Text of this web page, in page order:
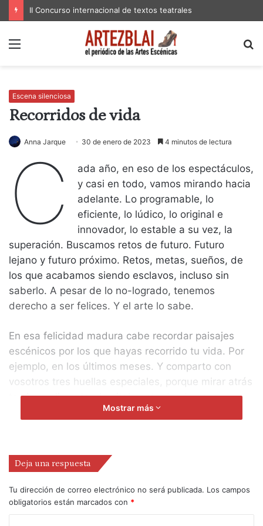
II Concurso internacional de textos teatrales
Menú
Escena silenciosa
Recorridos de vida
Anna Jarque 30 de enero de 2023 4 minutos de lectura
C
ada año, en eso de los espectáculos,
y casi en todo, vamos mirando hacia
adelante. Lo programable, lo
eficiente, lo lúdico, lo original e
innovador, lo estable a su vez, la
superación. Buscamos retos de futuro. Futuro
lejano y futuro próximo. Retos, metas, sueños, de
los que acabamos siendo esclavos, incluso sin
saberlo. A pesar de lo no-logrado, tenemos
derecho a ser felices. Y el arte lo sabe.
En esa felicidad madura cabe recordar paisajes
escénicos por los que hayas recorrido tu vida. Por
ejemplo, en los últimos meses. Y comparto con
vosotros tres huellas especiales, porque mirar atrás
te sigue alimentando vitalmente desde esos
paisajes escénicos que han marcado tu alma y tu
Huella uno. Casa de Espiritualidad Sant Felip Neri,
en Barcelona. Porque en época de pandemia
iniciaron unos conciertos y encuentros artísticos en
su jardín, que han seguido programando con
entusiasmo y buen quehacer. Nos han posibilitado
Mostrar más
Deja una respuesta
Tu dirección de correo electrónico no será publicada. Los campos
obligatorios están marcados con *